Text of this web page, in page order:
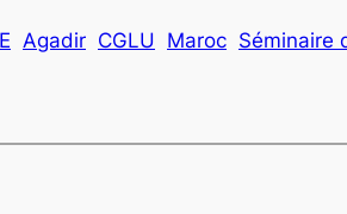
Agadir CGLU Maroc Séminaire